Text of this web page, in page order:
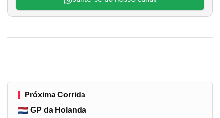
Próxima Corrida
GP da Holanda